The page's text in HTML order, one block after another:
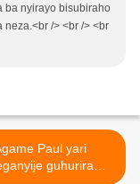
ba nyirayo bisubiraho
neza.<br /> <br /> <br
Paul yari
guhurira